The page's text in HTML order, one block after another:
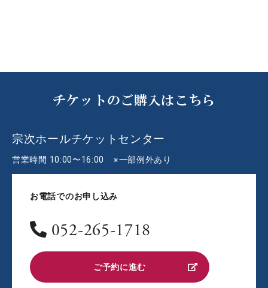
チケットのご購入はこちら
宗次ホールチケットセンター
営業時間 10:00〜16:00 ※一部例外あり
お電話でのお申し込み
052-265-1718
ご予約に進む